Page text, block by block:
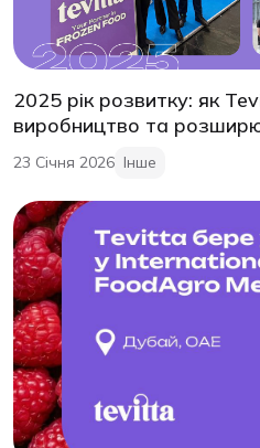
2025 рік розвитку: як
виробництво та
23 Січня 2026 Інше